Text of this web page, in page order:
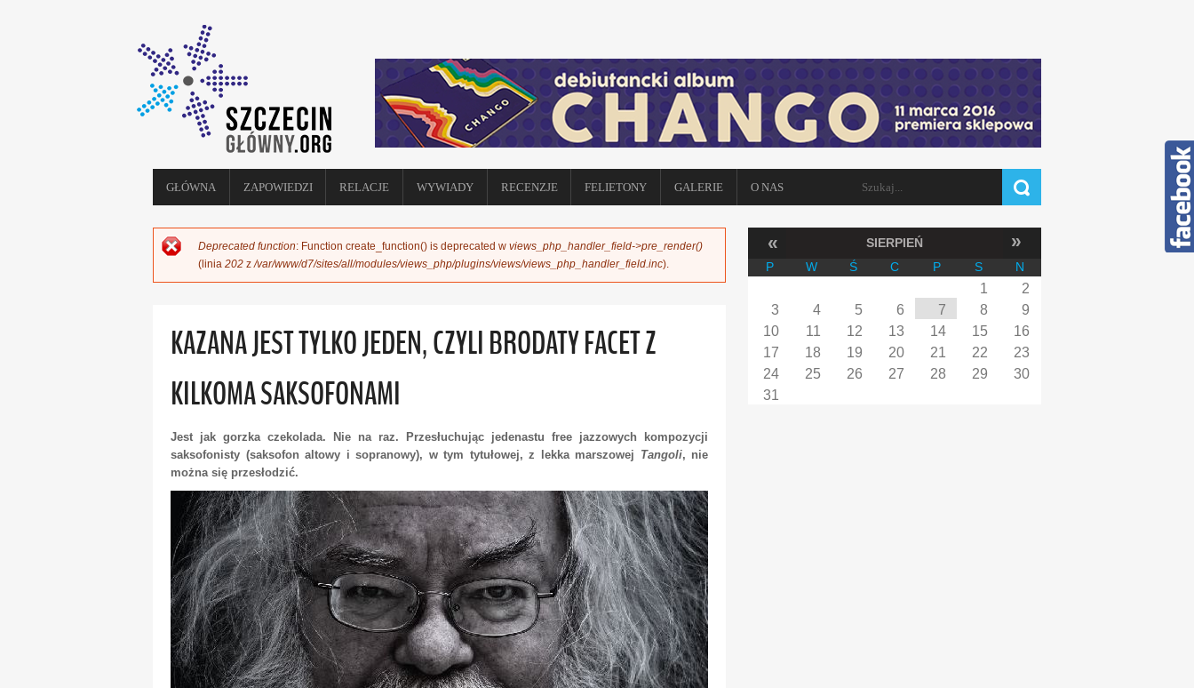
GŁÓWNA ZAPOWIEDZI RELACJE WYWIADY RECENZJE FELIETONY GALERIE O NAS FORMULARZ WYSZUKIWANIA
SIERPIEŃ
« »
P W Ś C P S N
1
2
3
4 5 6 7 8
9
10
11 12 13 14 15
16
17
18 19 20 21 22
23
24
25 26 27 28 29
30
31
KOMUNIKAT O BŁĘDZIE
Deprecated function: Function create_function() is deprecated w views_php_handler_field->pre_render()
(linia 202 z/var/www/d7/sites/all/modules/views_php/plugins/views/views_php_handler_field.inc).
KAZANA JEST TYLKO JEDEN, CZYLI BRODATY FACET Z
KILKOMA SAKSOFONAMI
Jest jak gorzka czekolada. Nie na raz. Przesłuchując jedenastu free jazzowych kompozycji
saksofonisty (saksofon altowy i sopranowy), w tym tytułowej, z lekka marszowej Tangoli, nie
można się przesłodzić.